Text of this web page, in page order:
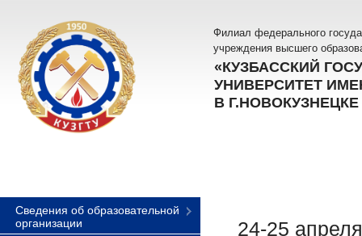
Филиал федерального
учреждения высшего
«КУЗБАССКИЙ
УНИВЕРСИТЕТ
В Г.НОВОКУЗНЕЦКЕ
Сведения об образовательной
организации
24-25